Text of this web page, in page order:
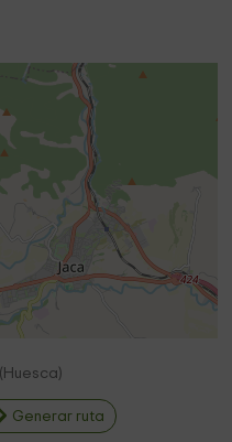
( Huesca)
Generar ruta